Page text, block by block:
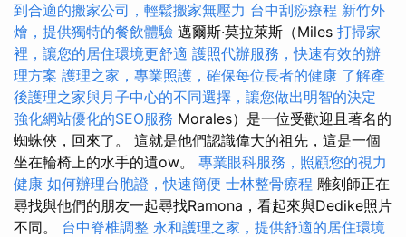
到合適的搬家公司，輕鬆搬家無壓力 台中刮痧療程 新竹外
燴，提供獨特的餐飲體驗 邁爾斯·莫拉萊斯（Miles 打掃家
裡，讓您的居住環境更舒適 護照代辦服務，快速有效的辦
理方案 護理之家，專業照護，確保每位長者的健康 了解產
後護理之家與月子中心的不同選擇，讓您做出明智的決定
強化網站優化的SEO服務 Morales）是一位受歡迎且著名的
蜘蛛俠，回來了。 這就是他們認識偉大的祖先，這是一個
坐在輪椅上的水手的遺ow。 專業眼科服務，照顧您的視力
健康 如何辦理台胞證，快速簡便 士林整骨療程 雕刻師正在
尋找與他們的朋友一起尋找Ramona，看起來與Dedike照片
不同。 台中脊椎調整 永和護理之家，提供舒適的居住環境